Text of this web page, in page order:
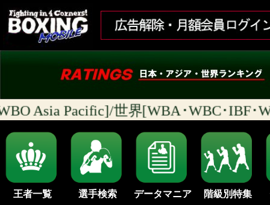
Asia Pacific]/世界[WBA･WBC･IBF･
王者一覧 選手検索 データマニア 階級別特集